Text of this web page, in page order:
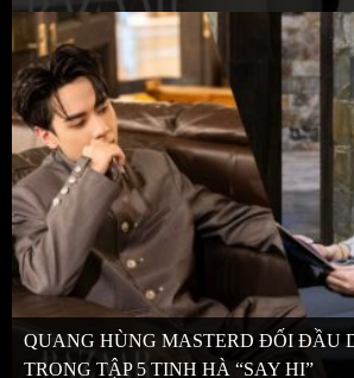
QUANG HÙNG MASTERD ĐỐI ĐẦU
TRONG TẬP 5 TINH HÀ “SAY HI”